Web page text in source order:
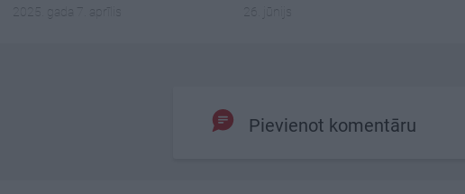
2025. gada 7. aprīlis 26. jūnijs
Pievienot komentāru